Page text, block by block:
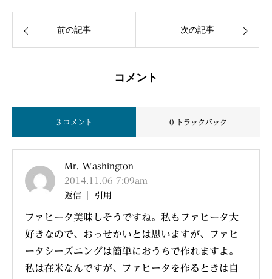
前の記事 次の記事
コメント
3 コメント 0 トラックバック
Mr. Washington
2014.11.06 7:09am
返信
引用
ファヒータ美味しそうですね。私もファヒータ大
好きなので、おっせかいとは思いますが、ファヒ
ータシーズニングは簡単におうちで作れますよ。
私は在米なんですが、ファヒータを作るときは自